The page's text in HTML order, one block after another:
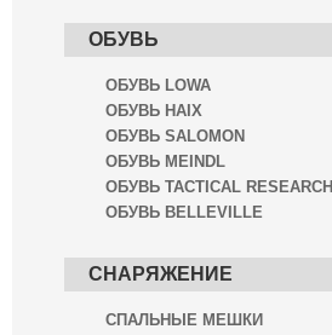
ОБУВЬ
ОБУВЬ LOWA
ОБУВЬ HAIX
ОБУВЬ SALOMON
ОБУВЬ MEINDL
ОБУВЬ TACTICAL RESEARCH
ОБУВЬ BELLEVILLE
СНАРЯЖЕНИЕ
СПАЛЬНЫЕ МЕШКИ